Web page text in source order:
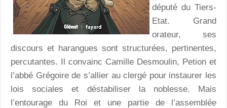
député du Tiers-
Etat. Grand
orateur, ses
discours et harangues sont structurées, pertinentes,
percutantes. Il convainc Camille Desmoulin, Petion et
l’abbé Grégoire de s’allier au clergé pour instaurer les
lois sociales et déstabiliser la noblesse. Mais
l’entourage du Roi et une partie de l’assemblée